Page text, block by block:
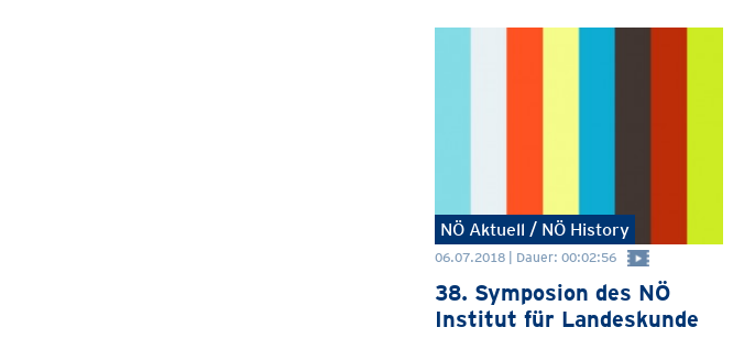
NÖ Aktuell / NÖ History
06.07.2018 | Dauer: 00:02:56
38. Symposion des NÖ
Institut für Landeskunde